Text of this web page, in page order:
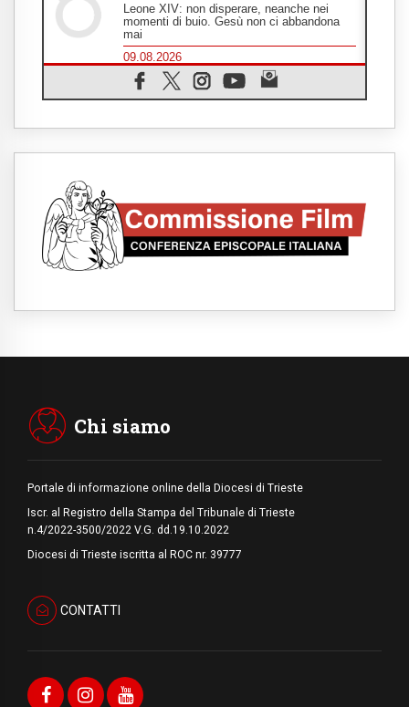
Leone XIV: non disperare, neanche nei
momenti di buio. Gesù non ci abbandona
mai
09.08.2026
Drammatica escalation del conflitto tra
Russia e Ucraina
Tra Tolkien e Leone, un convegno su
09.08.2026
Indonesia, un dollaro per la costruzione di
219 Chiese
Chi siamo
Portale di informazione online della Diocesi di Trieste
Iscr. al Registro della Stampa del Tribunale di Trieste
n.4/2022-3500/2022 V.G. dd.19.10.2022
Diocesi di Trieste iscritta al ROC nr. 39777
CONTATTI